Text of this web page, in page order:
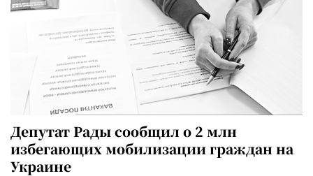
Депутат Рады сообщил о 2 млн
избегающих мобилизации граждан на
Украине